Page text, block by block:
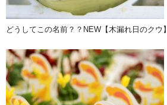
どうしてこの名前？？NEW【木漏れ日のクウ】